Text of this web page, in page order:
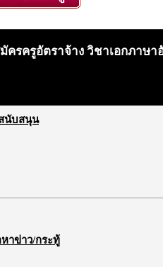
รครูอัตราจ้าง วิชาเอกภาษ
นับสนุน
หาข่าว/กระทู้